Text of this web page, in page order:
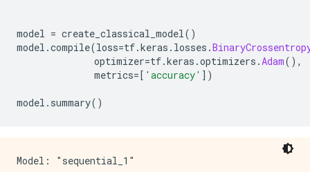
model = create_classical_model()
model .compile(loss=tf.keras . losses .
optimizer=tf.keras .optimizers .Adam(),
metrics=[ 'accuracy' ])
model . summary()
Model: "sequential_1"